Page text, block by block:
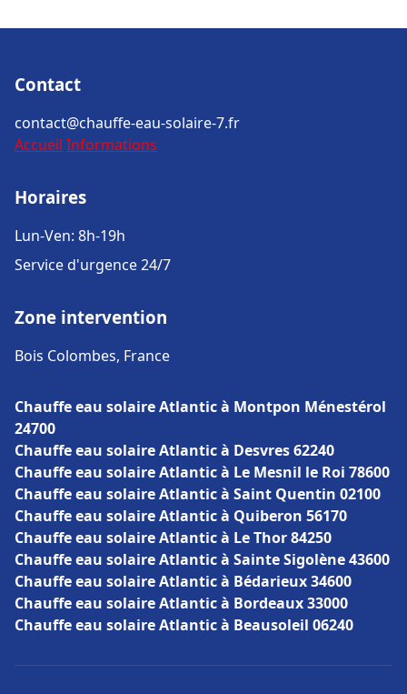
Contact
contact@chauffe-eau-solaire-7.fr
Accueil Informations
Horaires
Lun-Ven: 8h-19h
Service d'urgence 24/7
Zone intervention
Bois Colombes, France
Chauffe eau solaire Atlantic à Montpon Ménestérol
24700
Chauffe eau solaire Atlantic à Desvres 62240
Chauffe eau solaire Atlantic à Le Mesnil le Roi 78600
Chauffe eau solaire Atlantic à Saint Quentin 02100
Chauffe eau solaire Atlantic à Quiberon 56170
Chauffe eau solaire Atlantic à Le Thor 84250
Chauffe eau solaire Atlantic à Sainte Sigolène 43600
Chauffe eau solaire Atlantic à Bédarieux 34600
Chauffe eau solaire Atlantic à Bordeaux 33000
Chauffe eau solaire Atlantic à Beausoleil 06240